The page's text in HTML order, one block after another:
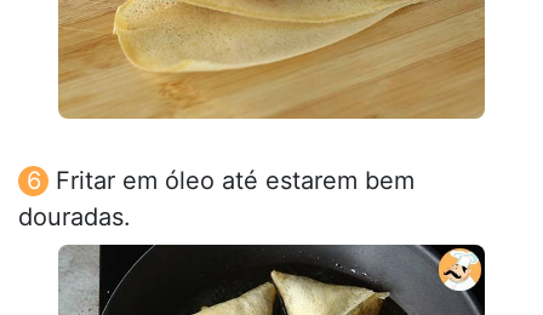
Fritar em óleo até estarem bem
douradas.